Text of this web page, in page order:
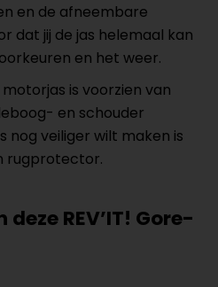
en de afneembare
dat jij de jas helemaal kan
en het weer.
motorjas is voorzien van
en schouder
nog veiliger wilt maken is
rugprotector.
REV’IT! Gore-